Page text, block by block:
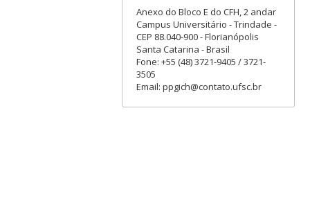
Anexo do Bloco E do CFH, 2 andar
Campus Universitário - Trindade -
CEP 88.040-900 - Florianópolis
Santa Catarina - Brasil
Fone: +55 (48) 3721-9405 / 3721-
3505
Email: ppgich@contato.ufsc.br